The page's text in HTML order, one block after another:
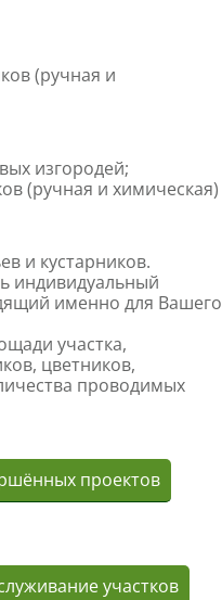
(ручная и
изгородей;
(ручная и химическая)
и кустарников.
индивидуальный
именно для Вашего
участка,
цветников,
проводимых
проектов
участков